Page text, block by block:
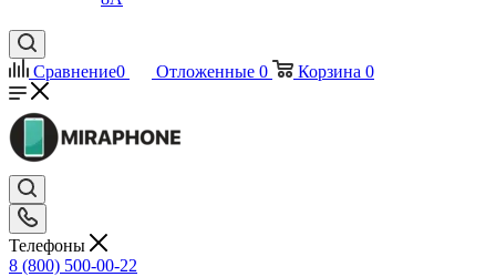
Сравнение0 Отложенные 0 Корзина 0
Телефоны
8 (800) 500-00-22